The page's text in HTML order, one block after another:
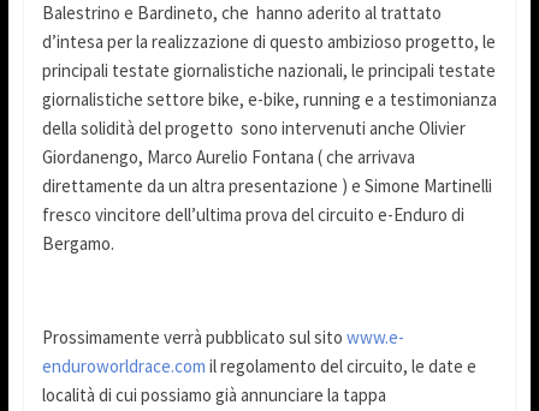
Balestrino e Bardineto, che hanno aderito al trattato
d’intesa per la realizzazione di questo ambizioso progetto, le
principali testate giornalistiche nazionali, le principali testate
giornalistiche settore bike, e-bike, running e a testimonianza
della solidità del progetto sono intervenuti anche Olivier
Giordanengo, Marco Aurelio Fontana ( che arrivava
direttamente da un altra presentazione ) e Simone Martinelli
fresco vincitore dell’ultima prova del circuito e-Enduro di
Bergamo.
Prossimamente verrà pubblicato sul sito www.e-
enduroworldrace.com il regolamento del circuito, le date e
località di cui possiamo già annunciare la tappa